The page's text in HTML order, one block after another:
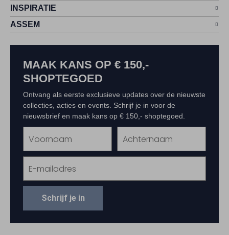
INSPIRATIE
ASSEM
MAAK KANS OP € 150,-
SHOPTEGOED
Ontvang als eerste exclusieve updates over de nieuwste
collecties, acties en events. Schrijf je in voor de
nieuwsbrief en maak kans op € 150,- shoptegoed.
Schrijf je in